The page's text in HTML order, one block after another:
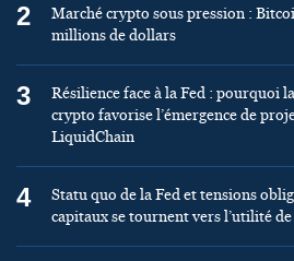
2
Marché crypto sous pression :
millions de dollars
3
Résilience face à la Fed : pourquoi
crypto favorise l’émergence de
LiquidChain
4
Statu quo de la Fed et tensions
capitaux se tournent vers l’utilité